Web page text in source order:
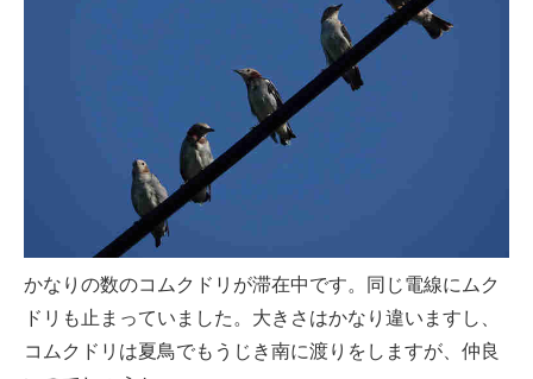
かなりの数のコムクドリが滞在中です。同じ電線にムク
ドリも止まっていました。大きさはかなり違いますし、
コムクドリは夏鳥でもうじき南に渡りをしますが、仲良